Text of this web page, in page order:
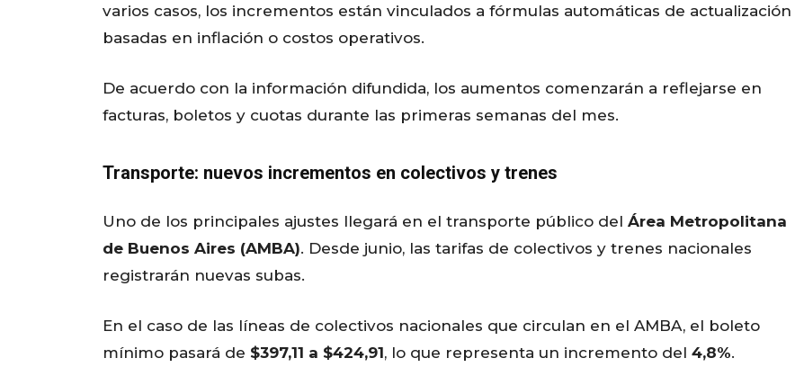
varios casos, los incrementos están vinculados a fórmulas automáticas de actualización
basadas en inflación o costos operativos.
De acuerdo con la información difundida, los aumentos comenzarán a reflejarse en
facturas, boletos y cuotas durante las primeras semanas del mes.
Transporte: nuevos incrementos en colectivos y trenes
Uno de los principales ajustes llegará en el transporte público del Área Metropolitana
de Buenos Aires (AMBA). Desde junio, las tarifas de colectivos y trenes nacionales
registrarán nuevas subas.
En el caso de las líneas de colectivos nacionales que circulan en el AMBA, el boleto
mínimo pasará de $397,11 a $424,91, lo que representa un incremento del 4,8%.